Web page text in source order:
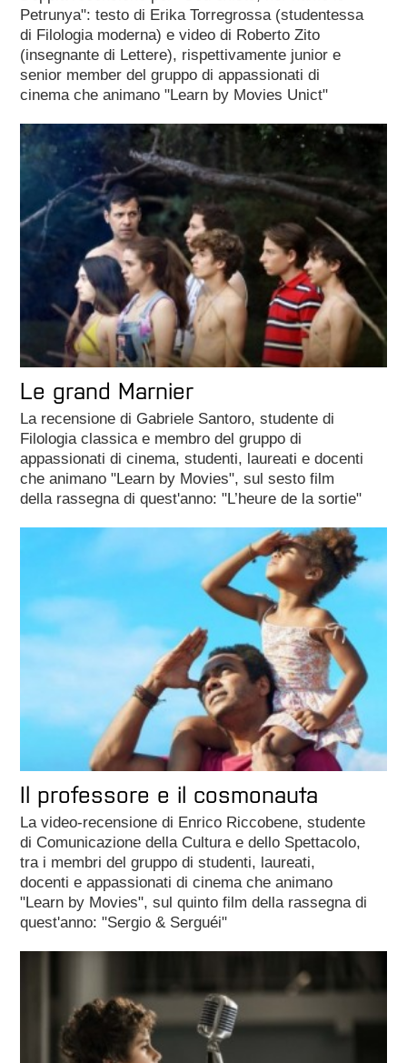
Petrunya": testo di Erika Torregrossa (studentessa
di Filologia moderna) e video di Roberto Zito
(insegnante di Lettere), rispettivamente junior e
senior member del gruppo di appassionati di
cinema che animano "Learn by Movies Unict"
​Le grand Marnier
La recensione di Gabriele Santoro, studente di
Filologia classica e membro del gruppo di
appassionati di cinema, studenti, laureati e docenti
che animano "Learn by Movies", sul sesto film
della rassegna di quest'anno: "L’heure de la sortie"
Il professore e il cosmonauta
La video-recensione di Enrico Riccobene, studente
di Comunicazione della Cultura e dello Spettacolo,
tra i membri del gruppo di studenti, laureati,
docenti e appassionati di cinema che animano
"Learn by Movies", sul quinto film della rassegna di
quest'anno: "Sergio & Serguéi"